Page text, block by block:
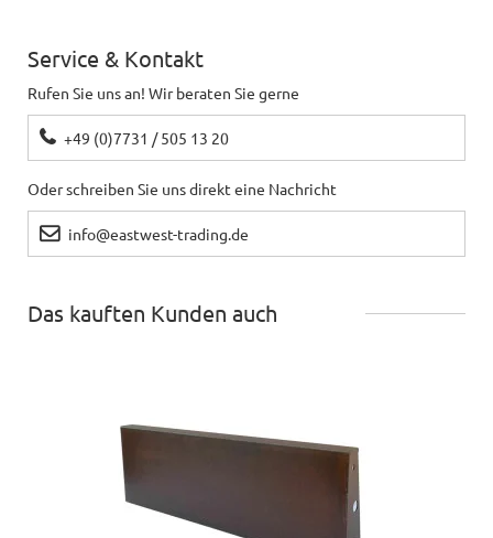
Service & Kontakt
Rufen Sie uns an! Wir beraten Sie gerne
+49 (0)7731 / 505 13 20
Oder schreiben Sie uns direkt eine Nachricht
info@eastwest-trading.de
Das kauften Kunden auch